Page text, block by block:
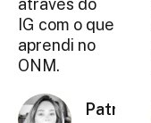
através do
IG com o que
aprendi no
ONM.
Patrícia